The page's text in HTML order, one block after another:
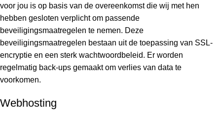
voor jou is op basis van de overeenkomst die wij met hen
hebben gesloten verplicht om passende
beveiligingsmaatregelen te nemen. Deze
beveiligingsmaatregelen bestaan uit de toepassing van SSL-
encryptie en een sterk wachtwoordbeleid. Er worden
regelmatig back-ups gemaakt om verlies van data te
voorkomen.
Webhosting